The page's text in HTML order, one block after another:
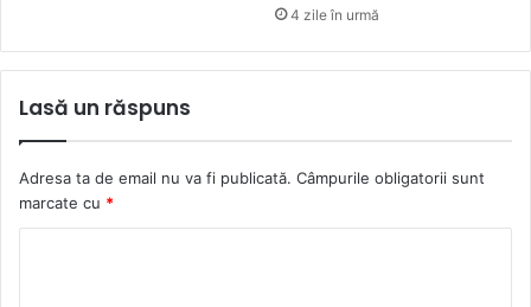
4 zile în urmă
Lasă un răspuns
Adresa ta de email nu va fi publicată. Câmpurile obligatorii sunt
marcate cu *